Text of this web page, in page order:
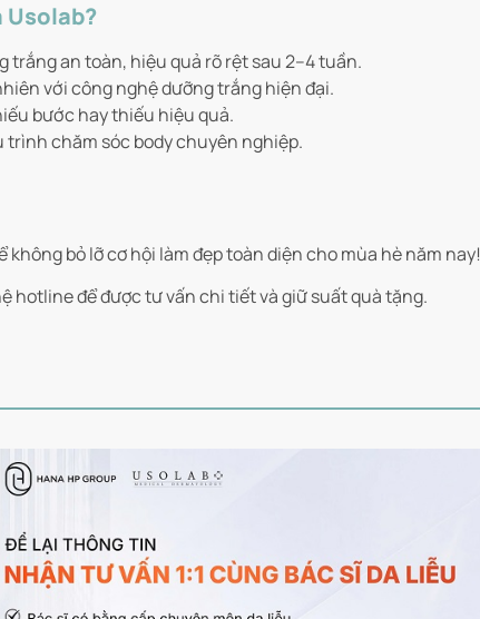
Usolab?
trắng an toàn, hiệu quả rõ rệt sau 2–4 tuần.
với công nghệ dưỡng trắng hiện đại.
bước hay thiếu hiệu quả.
chăm sóc body chuyên nghiệp.
bỏ lỡ cơ hội làm đẹp toàn diện cho mùa hè năm nay!
hotline để được tư vấn chi tiết và giữ suất quà tặng.